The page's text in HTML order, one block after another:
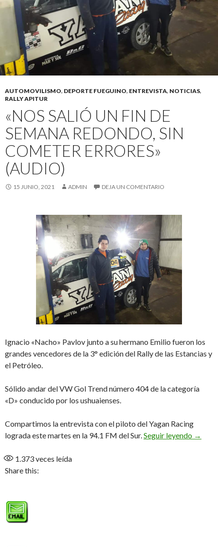
AUTOMOVILISMO, DEPORTE FUEGUINO, ENTREVISTA, NOTICIAS,
RALLY APITUR
«NOS SALIÓ UN FIN DE
SEMANA REDONDO, SIN
COMETER ERRORES»
(AUDIO)
15 JUNIO, 2021 ADMIN DEJA UN COMENTARIO
Ignacio «Nacho» Pavlov junto a su hermano Emilio fueron los
grandes vencedores de la 3° edición del Rally de las Estancias y
el Petróleo.
Sólido andar del VW Gol Trend número 404 de la categoría
«D» conducido por los ushuaienses.
Compartimos la entrevista con el piloto del Yagan Racing
lograda este martes en la 94.1 FM del Sur.Seguir leyendo «Nos
→
1.373veces leída
Share this: